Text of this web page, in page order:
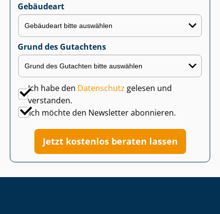
Gebäudeart
Grund des Gutachtens
Ich habe den Datenschutz gelesen und
verstanden.
Ich möchte den Newsletter abonnieren.
Jetzt kostenlos beraten lassen